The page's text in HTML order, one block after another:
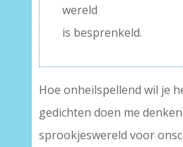
wereld
is besprenkeld.
Hoe onheilspellend wil je
gedichten doen me
sprookjeswereld voor